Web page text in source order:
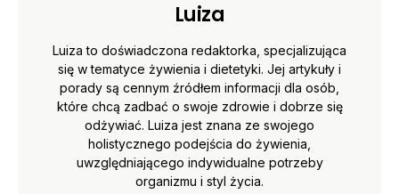
Luiza
Luiza to doświadczona redaktorka, specjalizująca
się w tematyce żywienia i dietetyki. Jej artykuły i
porady są cennym źródłem informacji dla osób,
które chcą zadbać o swoje zdrowie i dobrze się
odżywiać. Luiza jest znana ze swojego
holistycznego podejścia do żywienia,
uwzględniającego indywidualne potrzeby
organizmu i styl życia.